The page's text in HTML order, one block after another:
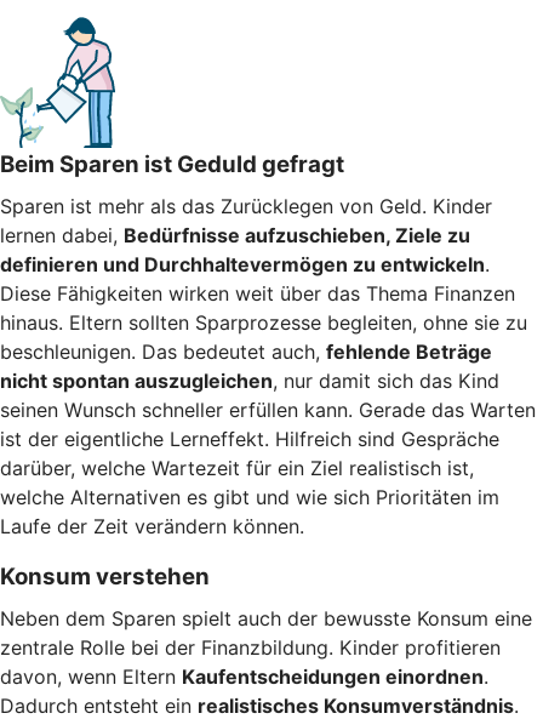
Beim Sparen ist Geduld gefragt
Sparen ist mehr als das Zurücklegen von Geld. Kinder
lernen dabei, Bedürfnisse aufzuschieben, Ziele zu
definieren und Durchhaltevermögen zu entwickeln.
Diese Fähigkeiten wirken weit über das Thema Finanzen
hinaus. Eltern sollten Sparprozesse begleiten, ohne sie zu
beschleunigen. Das bedeutet auch, fehlende Beträge
nicht spontan auszugleichen, nur damit sich das Kind
seinen Wunsch schneller erfüllen kann. Gerade das Warten
ist der eigentliche Lerneffekt. Hilfreich sind Gespräche
darüber, welche Wartezeit für ein Ziel realistisch ist,
welche Alternativen es gibt und wie sich Prioritäten im
Laufe der Zeit verändern können.
Konsum verstehen
Neben dem Sparen spielt auch der bewusste Konsum eine
zentrale Rolle bei der Finanzbildung. Kinder profitieren
davon, wenn Eltern Kaufentscheidungen einordnen.
Dadurch entsteht ein realistisches Konsumverständnis.